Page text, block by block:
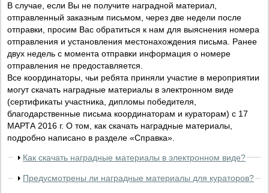
В случае, если Вы не получите наградной материал,
отправленный заказным письмом, через две недели после
отправки, просим Вас обратиться к нам для выяснения номера
отправления и установления местонахождения письма. Ранее
двух недель с момента отправки информация о номере
отправления не предоставляется.
Все координаторы, чьи ребята приняли участие в мероприятии
могут скачать наградные материалы в электронном виде
(сертификаты участника, дипломы победителя,
благодарственные письма координаторам и кураторам) с 17
МАРТА 2016 г. О том, как скачать наградные материалы,
подробно написано в разделе «Справка».
Как скачать наградные материалы в электронном виде?
Предусмотрены ли наградные материалы для кураторов?